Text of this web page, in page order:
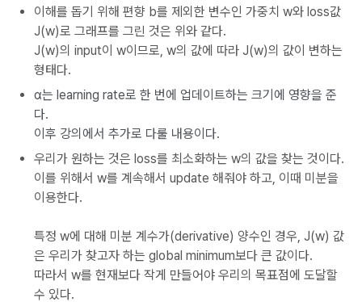
이해를 돕기 위해 편향 b를 제외한 변수인 가중치 w와 loss값
J(w)로 그래프를 그린 것은 위와 같다.
J(w)의 input이 w이므로, w의 값에 따라 J(w)의 값이 변하는
형태다.
α는 learning rate로 한 번에 업데이트하는 크기에 영향을 준
다.
이후 강의에서 추가로 다룰 내용이다.
우리가 원하는 것은 loss를 최소화하는 w의 값을 찾는 것이다.
이를 위해서 w를 계속해서 update 해줘야 하고, 이때 미분을
이용한다.
특정 w에 대해 미분 계수가(derivative) 양수인 경우, J(w) 값
은 우리가 찾고자 하는 global minimum보다 큰 값이다.
따라서 w를 현재보다 작게 만들어야 우리의 목표점에 도달할
수 있다.